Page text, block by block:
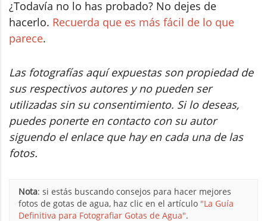
¿Todavía no lo has probado? No dejes de
hacerlo. Recuerda que es más fácil de lo que
parece.
Las fotografías aquí expuestas son propiedad de
sus respectivos autores y no pueden ser
utilizadas sin su consentimiento. Si lo deseas,
puedes ponerte en contacto con su autor
siguendo el enlace que hay en cada una de las
fotos.
Nota: si estás buscando consejos para hacer mejores
fotos de gotas de agua, haz clic en el artículo "La Guía
Definitiva para Fotografiar Gotas de Agua".